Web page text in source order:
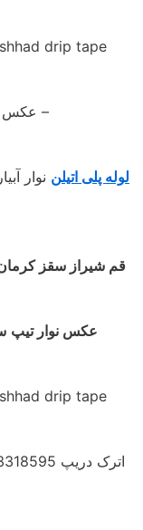
drip tape
عکس نوار تیپ قطره ای گالری تصاویر نوار تیپ –
لوله پلی اتیلن نوار
قم شیراز سقز
عکس نوار تیپ
drip tape